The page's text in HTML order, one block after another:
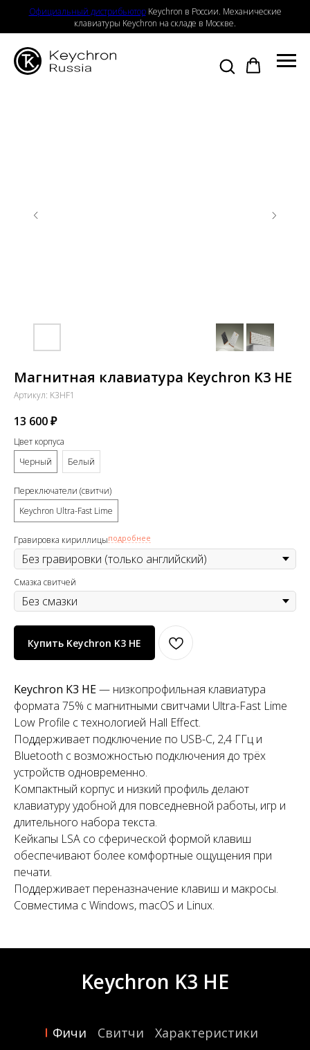
Официальный дистрибьютор Keychron в России. Механические
клавиатуры Keychron на складе в Москве.
Магнитная клавиатура Keychron K3 HE
Артикул: K3HF1
13 600₽
Цвет корпуса
Черный
Белый
Переключатели (свитчи)
Keychron Ultra-Fast Lime
Гравировка кириллицыподробнее
Смазка свитчей
Купить Keychron K3 HE
Keychron K3 HE— низкопрофильная клавиатура
формата 75% с магнитными свитчами Ultra-Fast Lime
Low Profile с технологией Hall Effect.
Поддерживает подключение по USB-C, 2,4 ГГц и
Bluetooth с возможностью подключения до трёх
устройств одновременно.
Компактный корпус и низкий профиль делают
клавиатуру удобной для повседневной работы, игр и
длительного набора текста.
Кейкапы LSA со сферической формой клавиш
обеспечивают более комфортные ощущения при
печати.
Поддерживает переназначение клавиш и макросы.
Совместима с Windows, macOS и Linux.
Keychron K3 HE
Фичи Свитчи
Характеристики